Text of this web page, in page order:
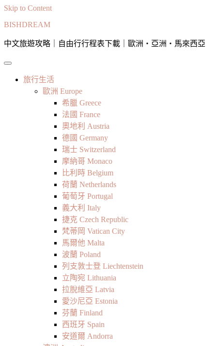
Skip to Content
BISHDREAM
中文旅遊攻略｜自由行行程表下載｜歐洲・亞洲・馬來西亞
旅行生活
歐洲 Europe
希臘 Greece
法國 France
奧地利 Austria
德國 Germany
瑞士 Switzerland
摩納哥 Monaco
比利時 Belgium
荷蘭 Netherlands
葡萄牙 Portugal
義大利 Italy
捷克 Czech Republic
梵蒂岡 Vatican City
馬爾他 Malta
波蘭 Poland
列支敦士登 Liechtenstein
立陶宛 Lithuania
拉脫維亞 Latvia
愛沙尼亞 Estonia
芬蘭 Finland
西班牙 Spain
安道爾 Andorra